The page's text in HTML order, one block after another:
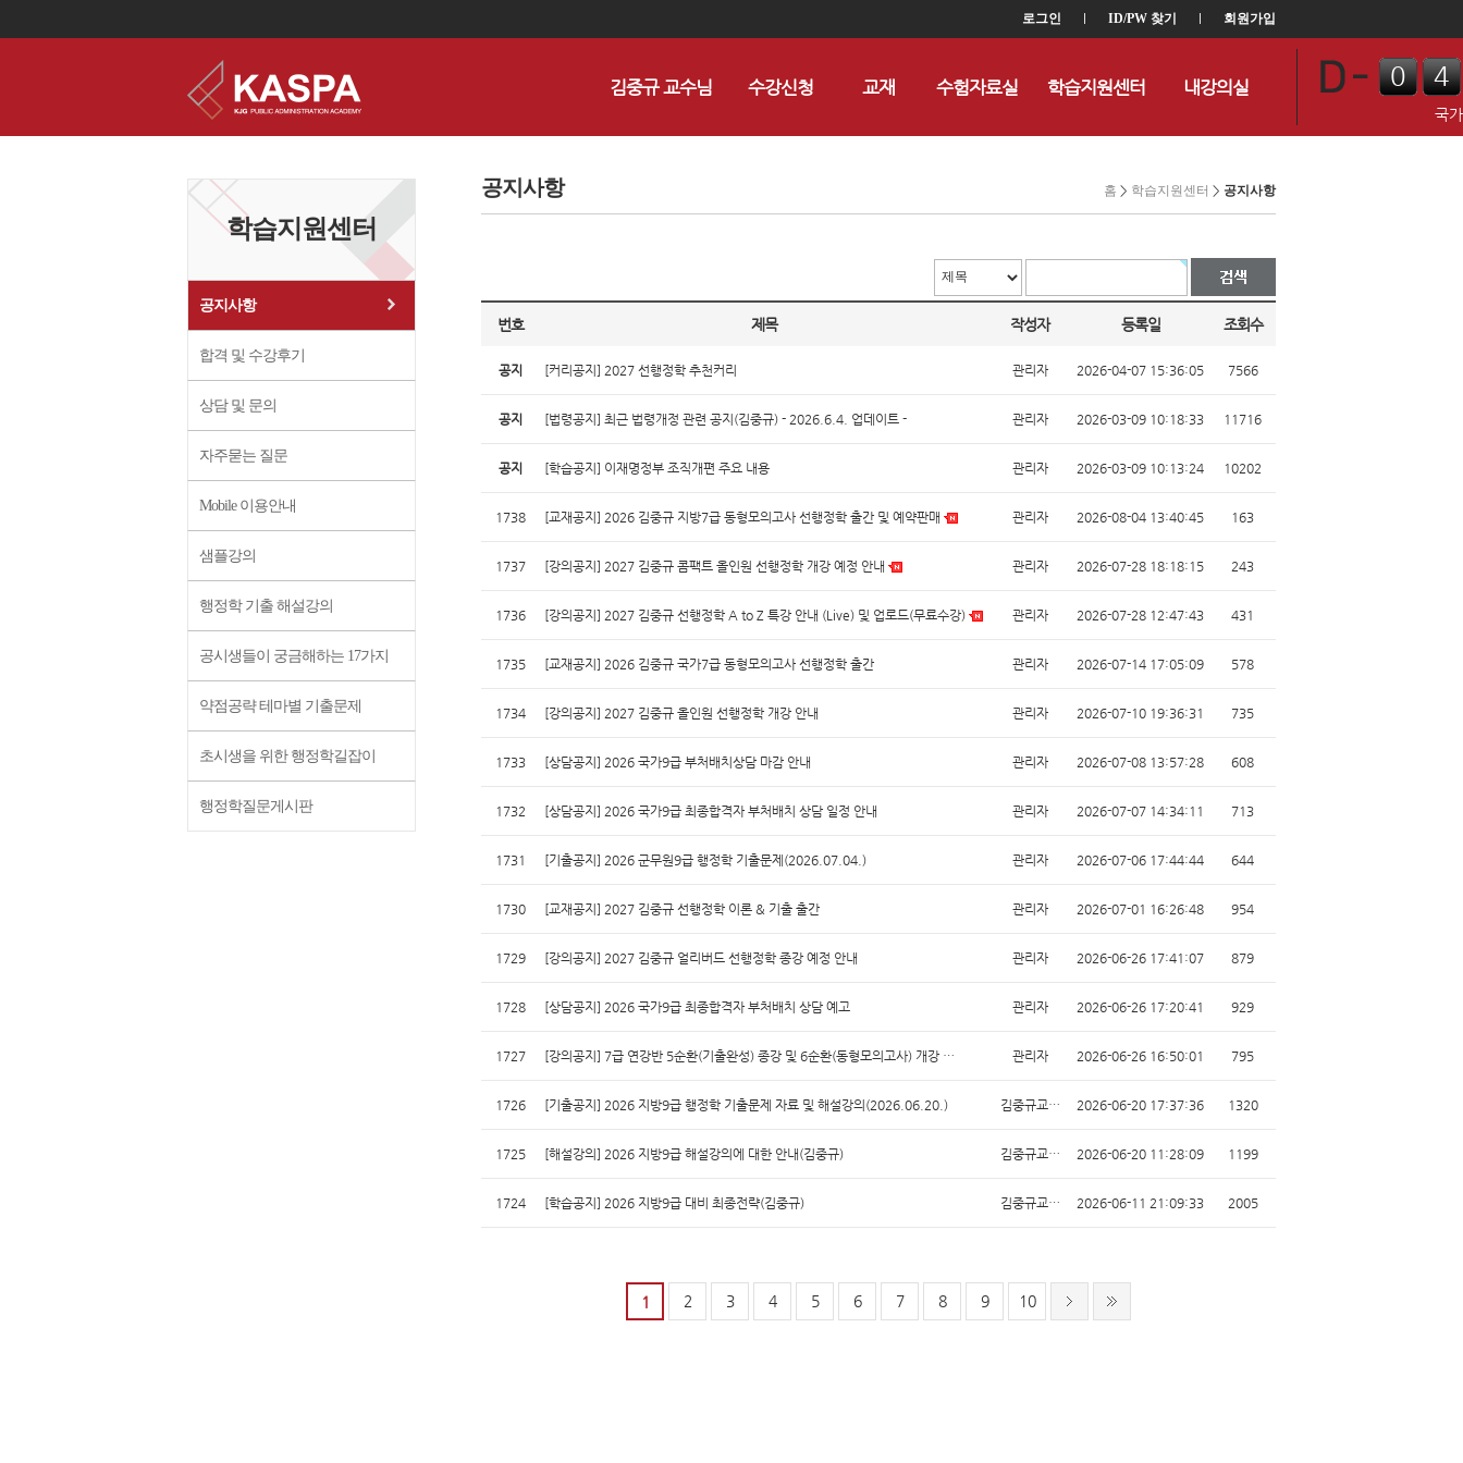
로그인 ID/PW 찾기 회원가입
0
4
8
국
김중규 교수님 수강신청 교재 수험자료실 학습지원센터 내강의실
학습지원센터
공지사항
합격 및 수강후기
상담 및 문의
자주묻는 질문
Mobile 이용안내
샘플강의
행정학 기출 해설강의
공시생들이 궁금해하는 17가지
약점공략 테마별 기출문제
초시생을 위한 행정학길잡이
행정학질문게시판
공지사항 홈 > 학습지원센터 > 공지사항
번호 제목 작성자 등록일 조회수
공지 [커리공지] 2027 선행정학 추천커리 관리자 2026-04-07 15:36:05 7566
공지 [법령공지] 최근 법령개정 관련 공지(김중규) - 2026.6.4. 업데이트 - 관리자 2026-03-09 10:18:33 11716
공지 [학습공지] 이재명정부 조직개편 주요 내용 관리자 2026-03-09 10:13:24 10202
1738 [교재공지] 2026 김중규 지방7급 동형모의고사 선행정학 출간 및 예약판매 관리자 2026-08-04 13:40:45 163
1737 [강의공지] 2027 김중규 콤팩트 올인원 선행정학 개강 예정 안내 관리자 2026-07-28 18:18:15 243
1736 [강의공지] 2027 김중규 선행정학 A to Z 특강 안내 (Live) 및 업로드(무료수강) 관리자 2026-07-28 12:47:43 431
1735 [교재공지] 2026 김중규 국가7급 동형모의고사 선행정학 출간 관리자 2026-07-14 17:05:09 578
1734 [강의공지] 2027 김중규 올인원 선행정학 개강 안내 관리자 2026-07-10 19:36:31 735
1733 [상담공지] 2026 국가9급 부처배치상담 마감 안내 관리자 2026-07-08 13:57:28 608
1732 [상담공지] 2026 국가9급 최종합격자 부처배치 상담 일정 안내 관리자 2026-07-07 14:34:11 713
1731 [기출공지] 2026 군무원9급 행정학 기출문제(2026.07.04.) 관리자 2026-07-06 17:44:44 644
1730 [교재공지] 2027 김중규 선행정학 이론 & 기출 출간 관리자 2026-07-01 16:26:48 954
1729 [강의공지] 2027 김중규 얼리버드 선행정학 종강 예정 안내 관리자 2026-06-26 17:41:07 879
1728 [상담공지] 2026 국가9급 최종합격자 부처배치 상담 예고 관리자 2026-06-26 17:20:41 929
1727 [강의공지] 7급 연강반 5순환(기출완성) 종강 및 6순환(동형모의고사) 개강 … 관리자 2026-06-26 16:50:01 795
1726 [기출공지] 2026 지방9급 행정학 기출문제 자료 및 해설강의(2026.06.20.) 김중규교… 2026-06-20 17:37:36 1320
1725 [해설강의] 2026 지방9급 해설강의에 대한 안내(김중규) 김중규교… 2026-06-20 11:28:09 1199
1724 [학습공지] 2026 지방9급 대비 최종전략(김중규) 김중규교… 2026-06-11 21:09:33 2005
1 2 3 4 5 6 7 8 9 10